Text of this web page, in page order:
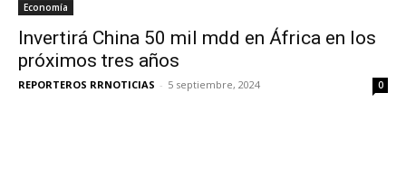
Economía
Invertirá China 50 mil mdd en África en los
próximos tres años
REPORTEROS RRNOTICIAS - 5 septiembre, 2024 0